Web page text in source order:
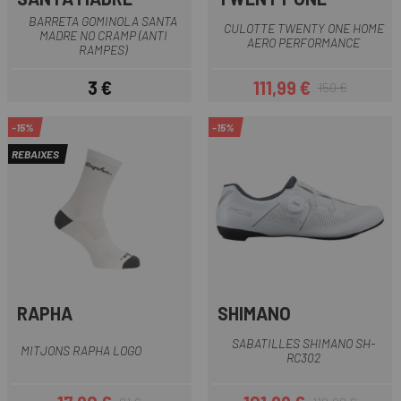
BARRETA GOMINOLA SANTA
MADRE NO CRAMP (ANTI
RAMPES)
Preu
3 €
CULOTTE TWENTY ONE HOME
AERO PERFORMANCE
Preu
111,99 €Preu regular
150 €
-15%
REBAIXES
RAPHA
MITJONS RAPHA LOGO
-15%
SHIMANO
SABATILLES SHIMANO SH-
RC302